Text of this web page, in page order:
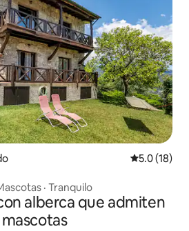
Calificación
5.0 (18)
· Tranquilo
alberca que admiten
mascotas